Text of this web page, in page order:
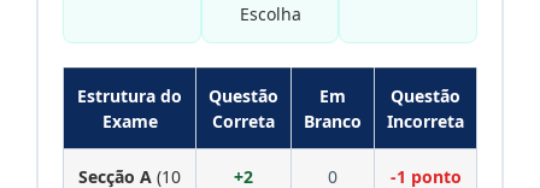
Escolha
Estrutura do
Exame
Questão
Correta
Em
Branco
Questão
Incorreta
Secção A (10
+2
0
-1 ponto